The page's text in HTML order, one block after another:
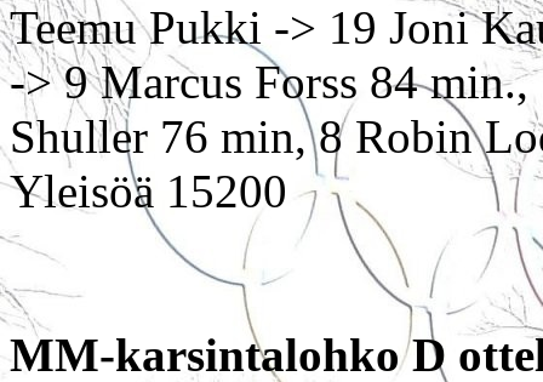
Teemu Pukki -> 19 Joni
-> 9 Marcus Forss 84
Shuller 76 min, 8 Robin
Yleisöä 15200
MM-karsintalohko D